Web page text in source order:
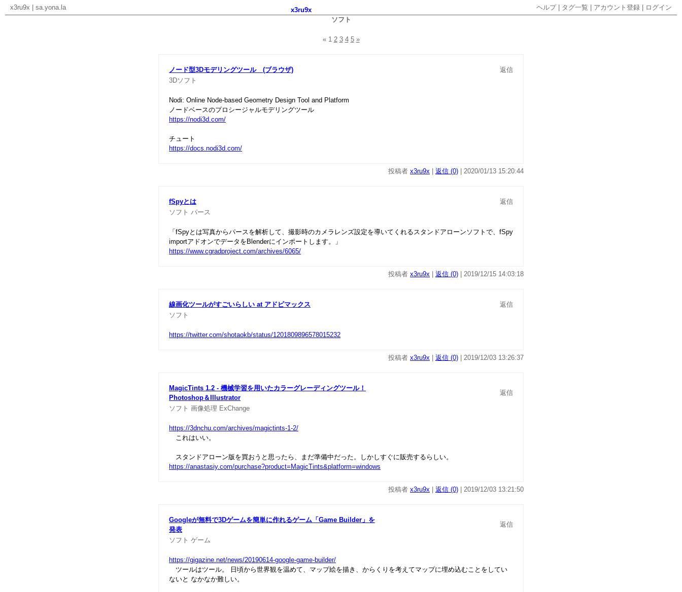
x3ru9x sa.yona.la ヘルプ| タグ一覧 アカウント登録 ログイン
x3ru9x
ソフト
« 1 2 3 4 5 »
ノード型3Dモデリングツール (ブラウザ)
返信
3Dソフト
Nodi: Online Node-based Geometry Design Tool and Platform
ノードベースのプロシージャルモデリングツール
https://nodi3d.com/
チュート
https://docs.nodi3d.com/
投稿者 x3ru9x 返信 (0) | 2020/01/13 15:20:44
fSpyとは
返信
ソフト パース
「fSpyとは写真からパースを解析して、撮影時のカメラレンズ設定を導いてくれるスタンドアローンソフトで、fSpy
importアドオンでデータをBlenderにインポートします。」
https://www.cgradproject.com/archives/6065/
投稿者 x3ru9x 返信 (0) | 2019/12/15 14:03:18
線画化ツールがすごいらしい at アドビマックス
返信
ソフト
https://twitter.com/shotaokb/status/1201809896578015232
投稿者 x3ru9x 返信 (0) | 2019/12/03 13:26:37
MagicTints 1.2 - 機械学習を用いたカラーグレーディングツール！
Photoshop＆Illustrator
返信
ソフト 画像処理 ExChange
https://3dnchu.com/archives/magictints-1-2/
これはいい。
スタンドアローン版を買おうと思ったら、まだ準備中だった。しかしすぐに販売するらしい。
https://anastasiy.com/purchase?product=MagicTints&platform=windows
投稿者 x3ru9x 返信 (0) | 2019/12/03 13:21:50
Googleが無料で3Dゲームを簡単に作れるゲーム「Game Builder」を
発表
返信
ソフト ゲーム
https://gigazine.net/news/20190614-google-game-builder/
ツールはツール。 日頃から世界観を温めて、マップ絵を描き、からくりを考えてマップに埋め込むことをしてい
ないと なかなか難しい。